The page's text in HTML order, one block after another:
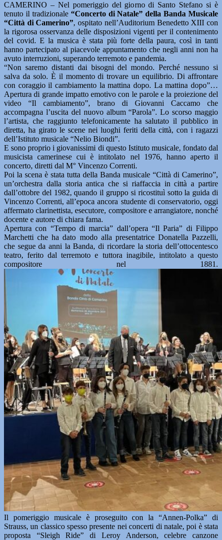
CAMERINO – Nel pomeriggio del giorno di Santo Stefano si è
tenuto il tradizionale “Concerto di Natale” della Banda Musicale
“Città di Camerino”, ospitato nell’Auditorium Benedetto XIII con
la rigorosa osservanza delle disposizioni vigenti per il contenimento
del covid. E la musica è stata più forte della paura, così in tanti
hanno partecipato al piacevole appuntamento che negli anni non ha
avuto interruzioni, superando terremoto e pandemia.
“Non saremo distanti dai bisogni del mondo. Perché nessuno si
salva da solo. È il momento di trovare un equilibrio. Di affrontare
con coraggio il cambiamento la mattina dopo. La mattina dopo”…
Apertura di grande impatto emotivo con le parole e la proiezione del
video “Il cambiamento”, brano di Giovanni Caccamo che
accompagna l’uscita del nuovo album “Parola”. Lo scorso maggio
l’artista, che raggiunto telefonicamente ha salutato il pubblico in
diretta, ha girato le scene nei luoghi feriti della città, con i ragazzi
dell’Istituto musicale “Nelio Biondi”.
E sono proprio i giovanissimi di questo Istituto musicale, fondato dal
musicista camerinese cui è intitolato nel 1976, hanno aperto il
concerto, diretti dal M° Vincenzo Correnti.
Poi la scena è stata tutta della Banda musicale “Città di Camerino”,
un’orchestra dalla storia antica che si riaffaccia in città a partire
dall’ottobre del 1982, quando il gruppo si ricostituì sotto la guida di
Vincenzo Correnti, all’epoca ancora studente di conservatorio, oggi
affermato clarinettista, esecutore, compositore e arrangiatore, nonché
docente e autore di chiara fama.
Apertura con “Tempo di marcia” dall’opera “Il Paria” di Filippo
Marchetti che ha dato modo alla presentatrice Donatella Pazzelli,
che segue da anni la Banda, di ricordare la storia dell’ottocentesco
teatro, ferito dal terremoto e tuttora inagibile, intitolato a questo
compositore nel 1881.
Il pomeriggio musicale è proseguito con la “Annen-Polka” di
Strauss, un classico spesso presente nei concerti di natale, poi è stata
proposta “Sleigh Ride” di Leroy Anderson, celebre canzone